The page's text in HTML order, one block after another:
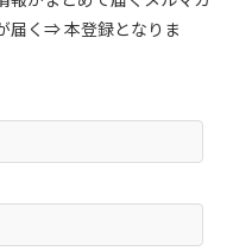
届く⇒ 本登録となりま